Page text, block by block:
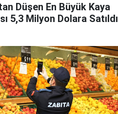
Düşen En Büyük Kaya
5,3 Milyon Dolara Satıldı